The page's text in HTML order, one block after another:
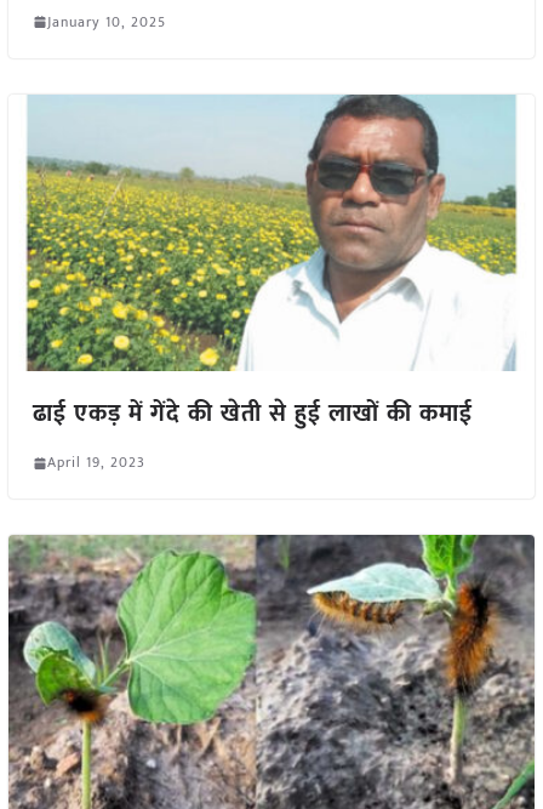
January 10, 2025
ढाई एकड़ में गेंदे की खेती से हुई लाखों की कमाई
April 19, 2023